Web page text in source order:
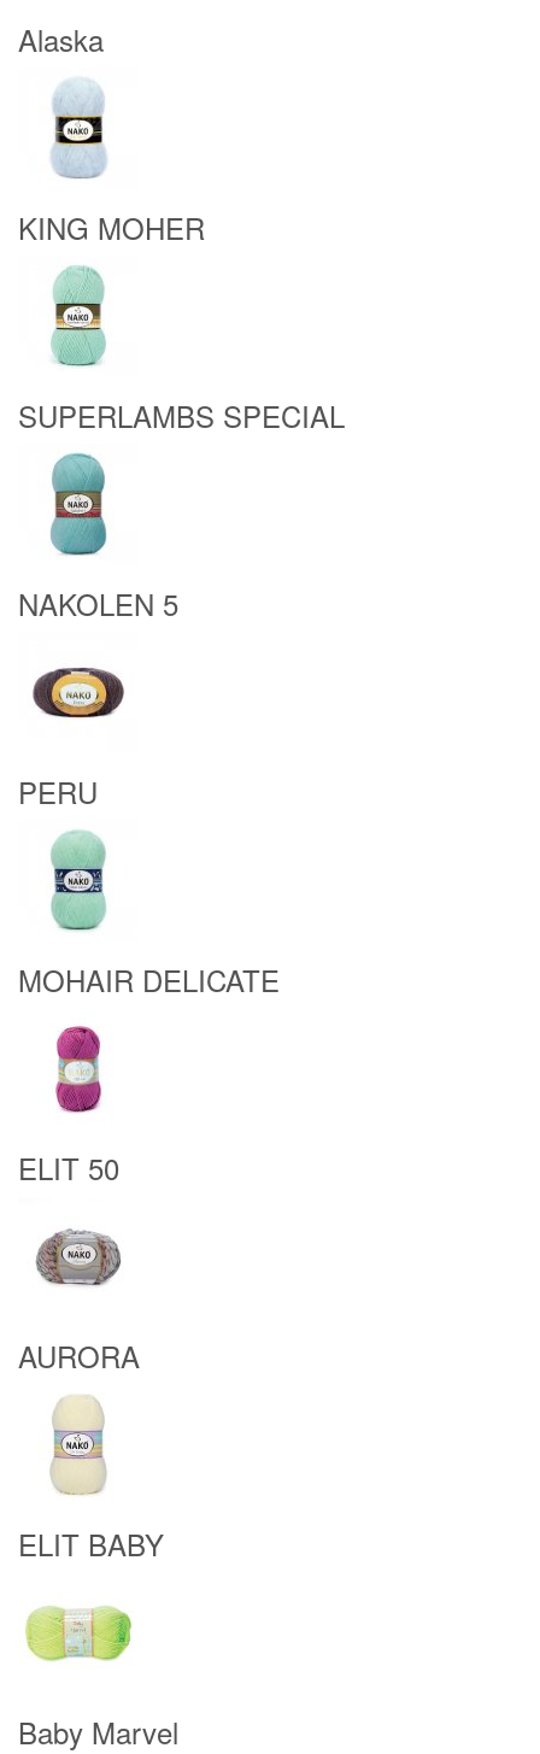
Alaska
KING MOHER
SUPERLAMBS SPECIAL
NAKOLEN 5
PERU
MOHAIR DELICATE
ELIT 50
AURORA
ELIT BABY
Baby Marvel